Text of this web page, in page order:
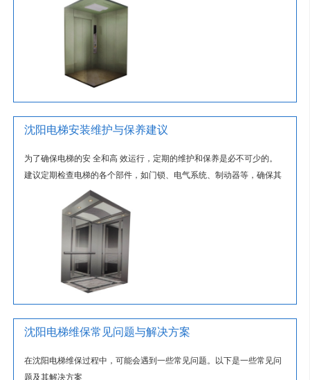
沈阳电梯安装维护与保养建议
为了确保电梯的安 全和高 效运行，定期的维护和保养是必不可少的。
建议定期检查电梯的各个部件，如门锁、电气系统、制动器等，确保其
沈阳电梯维保常见问题与解决方案
在沈阳电梯维保过程中，可能会遇到一些常见问题。以下是一些常见问
题及其解决方案